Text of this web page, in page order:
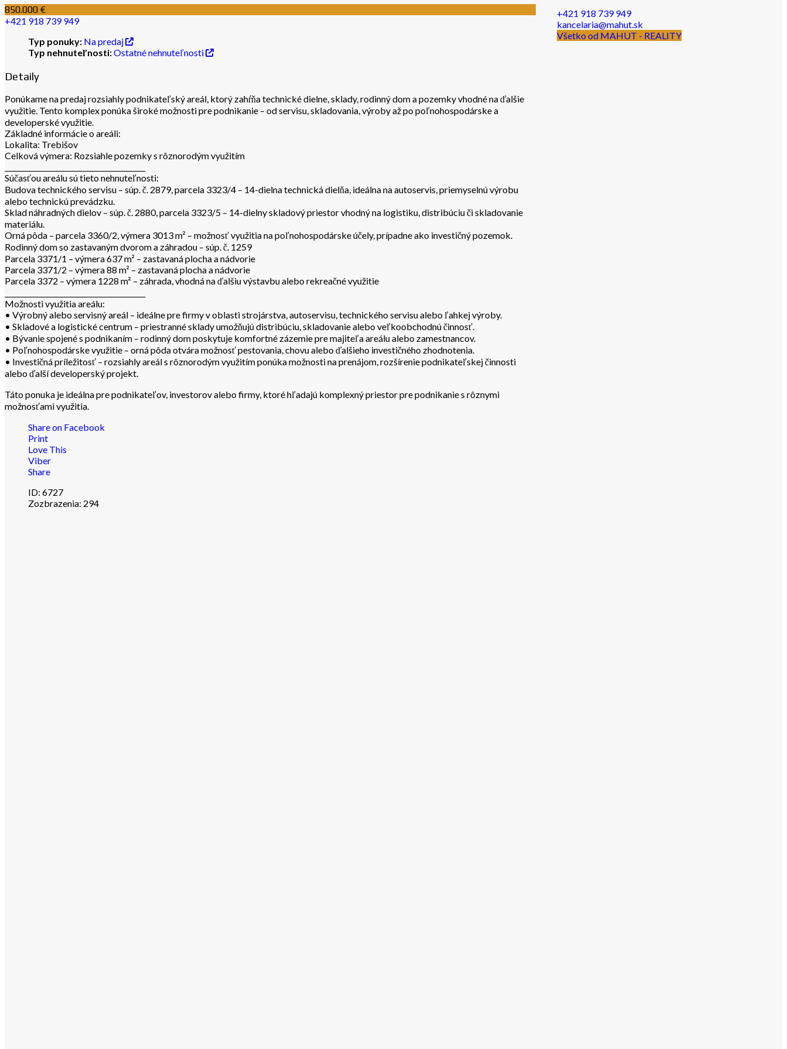
850.000 €
+421 918 739 949
Typ ponuky: Na predaj
Typ nehnuteľnosti:Ostatné nehnuteľnosti
Detaily
Ponúkame na predaj rozsiahly podnikateľský areál, ktorý zahŕňa technické dielne, sklady, rodinný dom a pozemky vhodné na ďalšie
využitie. Tento komplex ponúka široké možnosti pre podnikanie – od servisu, skladovania, výroby až po poľnohospodárske a
developerské využitie.
Základné informácie o areáli:
Lokalita: Trebišov
Celková výmera: Rozsiahle pozemky s rôznorodým využitím
Súčasťou areálu sú tieto nehnuteľnosti:
Budova technického servisu – súp. č. 2879, parcela 3323/4 – 14-dielna technická dielňa, ideálna na autoservis, priemyselnú výrobu
alebo technickú prevádzku.
Sklad náhradných dielov – súp. č. 2880, parcela 3323/5 – 14-dielny skladový priestor vhodný na logistiku, distribúciu či skladovanie
materiálu.
Orná pôda – parcela 3360/2, výmera 3013 m² – možnosť využitia na poľnohospodárske účely, prípadne ako investičný pozemok.
Rodinný dom so zastavaným dvorom a záhradou – súp. č. 1259
Parcela 3371/1 – výmera 637 m² – zastavaná plocha a nádvorie
Parcela 3371/2 – výmera 88 m² – zastavaná plocha a nádvorie
Parcela 3372 – výmera 1228 m² – záhrada, vhodná na ďalšiu výstavbu alebo rekreačné využitie
Možnosti využitia areálu:
• Výrobný alebo servisný areál – ideálne pre firmy v oblasti strojárstva, autoservisu, technického servisu alebo ľahkej výroby.
• Skladové a logistické centrum – priestranné sklady umožňujú distribúciu, skladovanie alebo veľkoobchodnú činnosť.
• Bývanie spojené s podnikaním – rodinný dom poskytuje komfortné zázemie pre majiteľa areálu alebo zamestnancov.
• Poľnohospodárske využitie – orná pôda otvára možnosť pestovania, chovu alebo ďalšieho investičného zhodnotenia.
• Investičná príležitosť – rozsiahly areál s rôznorodým využitím ponúka možnosti na prenájom, rozšírenie podnikateľskej činnosti
alebo ďalší developerský projekt.
Táto ponuka je ideálna pre podnikateľov, investorov alebo firmy, ktoré hľadajú komplexný priestor pre podnikanie s rôznymi
možnosťami využitia.
Share on Facebook
Print
Love This
Viber
Share
ID: 6727
Zozbrazenia: 294
+421 918 739 949
kancelaria@mahut.sk
Všetko od MAHUT - REALITY